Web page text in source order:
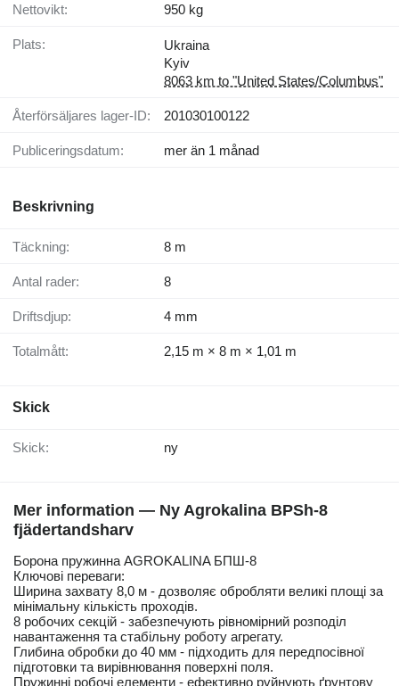
Nettovikt: 950 kg
Plats:
Ukraina
Kyiv
8063 km to "United States/Columbus"
Återförsäljares lager-ID: 201030100122
Publiceringsdatum: mer än 1 månad
Beskrivning
Täckning: 8 m
Antal rader: 8
Driftsdjup: 4 mm
Totalmått: 2,15 m × 8 m × 1,01 m
Skick
Skick: ny
Mer information — Ny Agrokalina BPSh-8
fjädertandsharv
Борона пружинна AGROKALINA БПШ-8
Ключові переваги:
Ширина захвату 8,0 м - дозволяє обробляти великі площі за
мінімальну кількість проходів.
8 робочих секцій - забезпечують рівномірний розподіл
навантаження та стабільну роботу агрегату.
Глибина обробки до 40 мм - підходить для передпосівної
підготовки та вирівнювання поверхні поля.
Пружинні робочі елементи - ефективно руйнують ґрунтову